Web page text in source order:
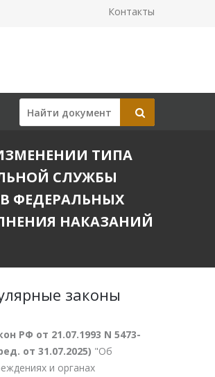
Контакты
ИЗМЕНЕНИИ ТИПА
СЛУЖБЫ
ФЕДЕРАЛЬНЫХ
НАКАЗАНИЙ
законы
РФ от 21.07.1993 N 5473-
от 31.07.2025) "Об
и органах